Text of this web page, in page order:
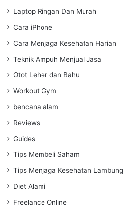
Laptop Ringan Dan Murah
Cara iPhone
Cara Menjaga Kesehatan Harian
Teknik Ampuh Menjual Jasa
Otot Leher dan Bahu
Workout Gym
bencana alam
Reviews
Guides
Tips Membeli Saham
Tips Menjaga Kesehatan Lambung
Diet Alami
Freelance Online